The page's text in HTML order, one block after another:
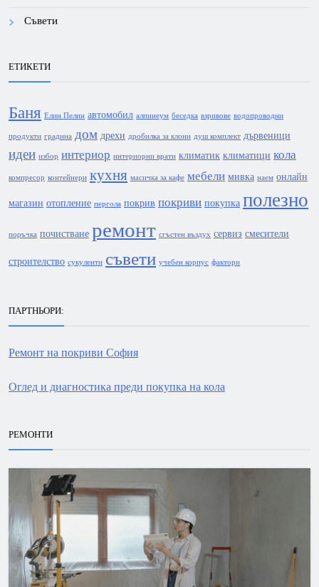
Съвети
ЕТИКЕТИ
Баня Елин Пелин автомобил алпинеум беседка взривове водопроводни
продукти градина дом дрехи дробилка за клони душ комплект дървеници
идеи избор интериор интериорни врати климатик климатици кола
компресор контейнери кухня масичка за кафе мебели мивка наем онлайн
магазин отопление пергола покрив покриви покупка полезно
поръчка почистване ремонт сгъстен въздух сервиз смесители
строителство сукуленти съвети учебен корпус фактори
ПАРТНЬОРИ:
Ремонт на покриви София
Оглед и диагностика преди покупка на кола
РЕМОНТИ